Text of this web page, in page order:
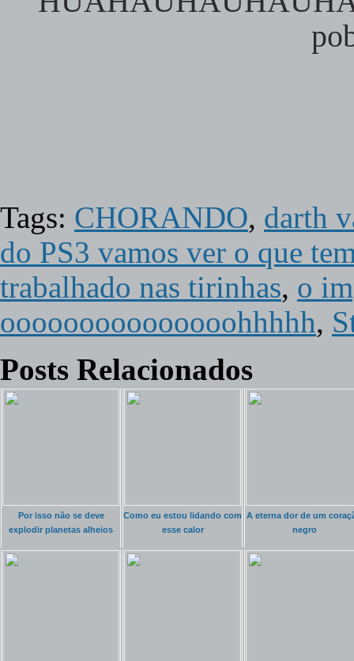
Tags: CHORANDO, darth
do PS3 vamos ver o que
trabalhado nas tirinhas, o
ooooooooooooooohhhhh,
Posts Relacionados
Por isso não se deve
explodir planetas alheios
Como eu estou lidando com
esse calor
A eterna dor de um
negro